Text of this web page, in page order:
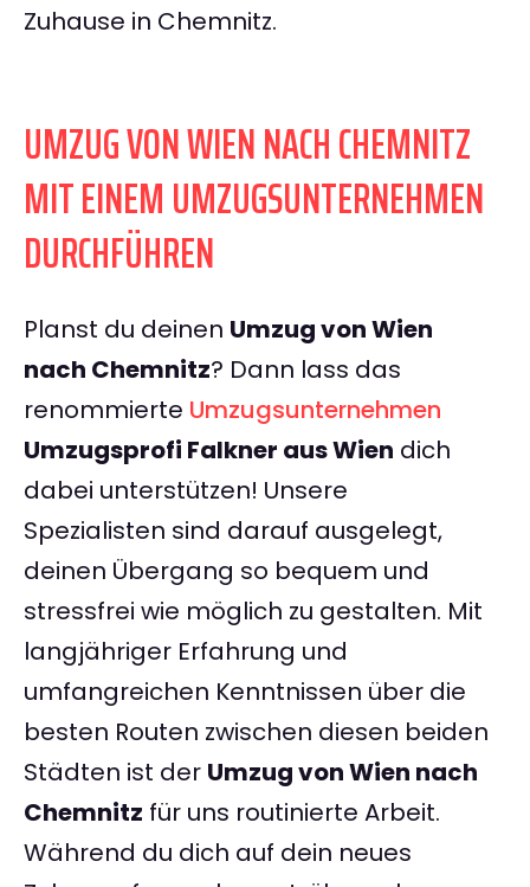
Zuhause in Chemnitz.
UMZUG VON WIEN NACH CHEMNITZ
MIT EINEM UMZUGSUNTERNEHMEN
DURCHFÜHREN
Planst du deinen Umzug von Wien
nach Chemnitz? Dann lass das
renommierte Umzugsunternehmen
Umzugsprofi Falkner aus Wien dich
dabei unterstützen! Unsere
Spezialisten sind darauf ausgelegt,
deinen Übergang so bequem und
stressfrei wie möglich zu gestalten. Mit
langjähriger Erfahrung und
umfangreichen Kenntnissen über die
besten Routen zwischen diesen beiden
Städten ist der Umzug von Wien nach
Chemnitz für uns routinierte Arbeit.
Während du dich auf dein neues